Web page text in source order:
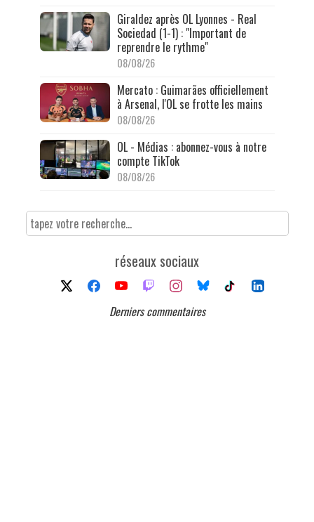
Giraldez après OL Lyonnes - Real
Sociedad (1-1) : "Important de
reprendre le rythme"
08/08/26
Mercato : Guimarães officiellement
à Arsenal, l'OL se frotte les mains
08/08/26
OL - Médias : abonnez-vous à notre
compte TikTok
08/08/26
réseaux sociaux
Derniers commentaires